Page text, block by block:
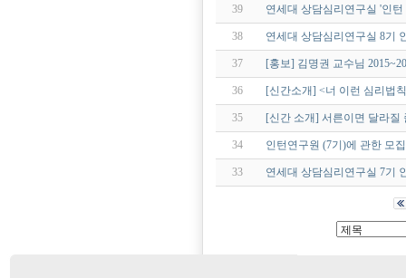
39 연세대 상담심리연구실 '인
38 연세대 상담심리연구실 8기
37 [홍보] 김명권 교수님
36 [신간소개] <너 이런 심리법
35 [신간 소개] 서른이면 달라질
34 인턴연구원 (7기)에 관한 모
33 연세대 상담심리연구실 7기